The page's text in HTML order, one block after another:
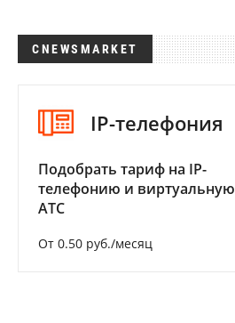
CNEWSMARKET
IP-телефония
Подобрать тариф на IP-
телефонию и виртуальную
АТС
От 0.50 руб./месяц